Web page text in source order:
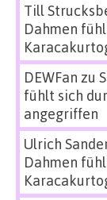
Till
Dahmen
DEWFan zu
fühlt sich
angegriffen
Ulrich
Dahmen